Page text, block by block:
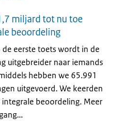
miljard tot nu toe
beoordeling
de eerste toets wordt in de
uitgebreider naar iemands
hebben we 65.991
uitgevoerd. We keerden
beoordeling. Meer